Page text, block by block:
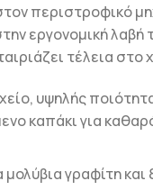
περιστροφικό
εργονομική λαβή
τέλεια στο
υψηλής
καπάκι για
μολύβια γραφίτη